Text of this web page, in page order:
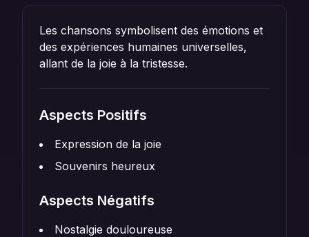
Les chansons symbolisent des émotions et
des expériences humaines universelles,
allant de la joie à la tristesse.
Aspects Positifs
Expression de la joie
Souvenirs heureux
Aspects Négatifs
Nostalgie douloureuse